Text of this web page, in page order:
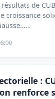
de
croissance
:
renforce